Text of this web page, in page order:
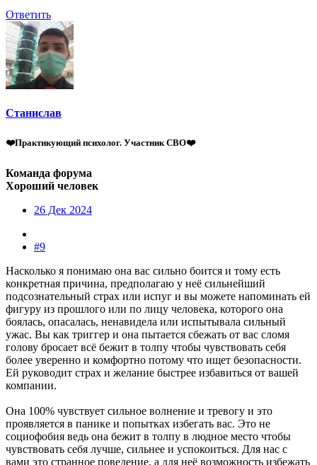
Ответить
Станислав
❤️Практикующий психолог. Участник СВО❤️
Команда форума
Хороший человек
26 Дек 2024
#9
Насколько я понимаю она вас сильно боится и тому есть
конкретная причина, предполагаю у неё сильнейший
подсознательный страх или испуг и вы можете напоминать ей
фигуру из прошлого или по лицу человека, которого она
боялась, опасалась, ненавидела или испытывала сильный
ужас. Вы как триггер и она пытается сбежать от вас сломя
голову бросает всё бежит в толпу чтобы чувствовать себя
более уверенно и комфортно потому что ищет безопасности.
Ей руководит страх и желание быстрее избавиться от вашей
компании.
Она 100% чувствует сильное волнение и тревогу и это
проявляется в панике и попытках избегать вас. Это не
социофобия ведь она бежит в толпу в людное место чтобы
чувствовать себя лучше, сильнее и успокоиться. Для нас с
вами это странное поведение, а для неё возможность избежать